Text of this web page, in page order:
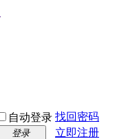
自动登录 找回密码
登录 立即注册